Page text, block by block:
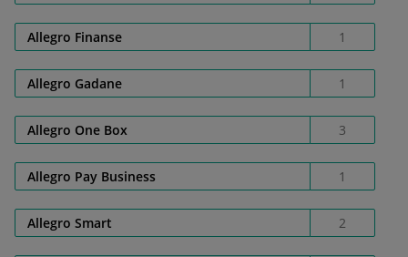
Allegro Finanse 1
Allegro Gadane 1
Allegro One Box 3
Allegro Pay Business 1
Allegro Smart 2